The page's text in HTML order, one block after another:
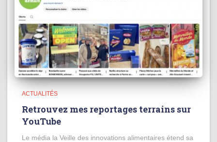
ACTUALITÉS
Retrouvez mes reportages terrains sur
YouTube
Le média la Veille des innovations alimentaires étend sa